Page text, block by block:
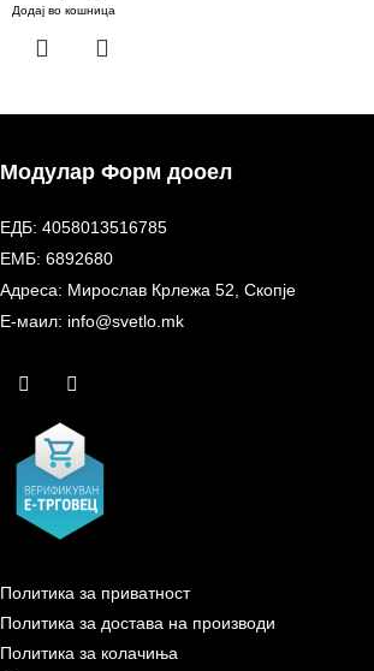
Додај во кошница
Модулар Форм дооел
ЕДБ: 4058013516785
ЕМБ: 6892680
Адреса: Мирослав Крлежа 52, Скопје
Е-маил: info@svetlo.mk
Политика за приватност
Политика за достава на производи
Политика за колачиња